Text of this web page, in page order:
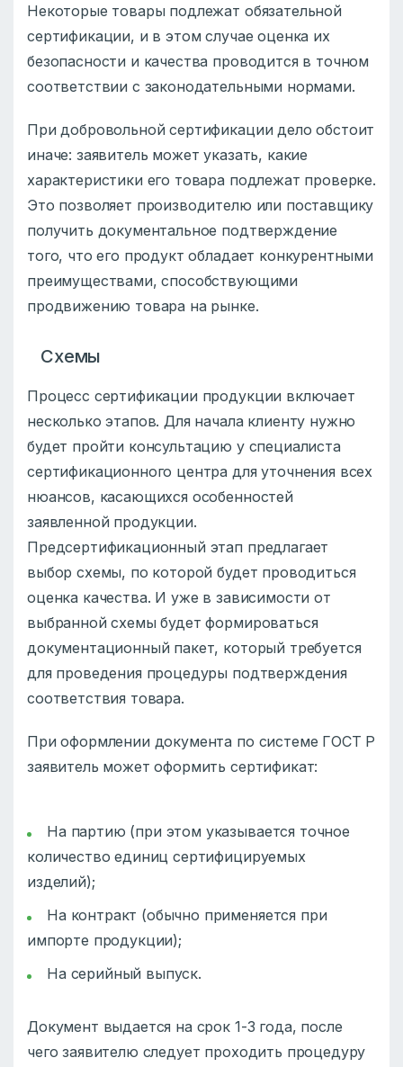
Некоторые товары подлежат обязательной
сертификации, и в этом случае оценка их
безопасности и качества проводится в точном
соответствии с законодательными нормами.
При добровольной сертификации дело обстоит
иначе: заявитель может указать, какие
характеристики его товара подлежат проверке.
Это позволяет производителю или поставщику
получить документальное подтверждение
того, что его продукт обладает конкурентными
преимуществами, способствующими
продвижению товара на рынке.
Схемы
Процесс сертификации продукции включает
несколько этапов. Для начала клиенту нужно
будет пройти консультацию у специалиста
сертификационного центра для уточнения всех
нюансов, касающихся особенностей
заявленной продукции.
Предсертификационный этап предлагает
выбор схемы, по которой будет проводиться
оценка качества. И уже в зависимости от
выбранной схемы будет формироваться
документационный пакет, который требуется
для проведения процедуры подтверждения
соответствия товара.
При оформлении документа по системе ГОСТ Р
заявитель может оформить сертификат:
На партию (при этом указывается точное
количество единиц сертифицируемых
изделий);
На контракт (обычно применяется при
импорте продукции);
На серийный выпуск.
Документ выдается на срок 1-3 года, после
чего заявителю следует проходить процедуру